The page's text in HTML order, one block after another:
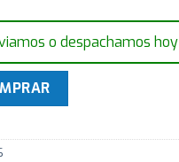
o despachamos hoy
de precision cantidad